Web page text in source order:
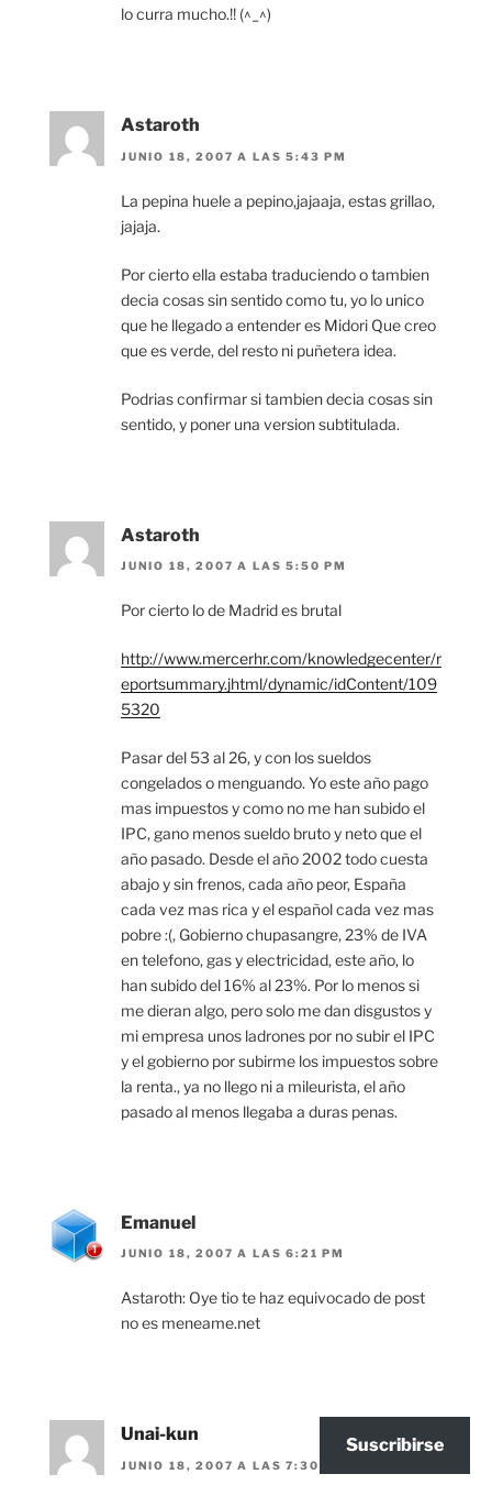
lo curra mucho.!! (^_^)
Astaroth
JUNIO 18, 2007 A LAS 5:43 PM
La pepina huele a pepino,jajaaja, estas grillao,
jajaja.
Por cierto ella estaba traduciendo o tambien
decia cosas sin sentido como tu, yo lo unico
que he llegado a entender es Midori Que creo
que es verde, del resto ni puñetera idea.
Podrias confirmar si tambien decia cosas sin
sentido, y poner una version subtitulada.
Astaroth
JUNIO 18, 2007 A LAS 5:50 PM
Por cierto lo de Madrid es brutal
http://www.mercerhr.com/knowledgecenter/r
eportsummary.jhtml/dynamic/idContent/109
5320
Pasar del 53 al 26, y con los sueldos
congelados o menguando. Yo este año pago
mas impuestos y como no me han subido el
IPC, gano menos sueldo bruto y neto que el
año pasado. Desde el año 2002 todo cuesta
abajo y sin frenos, cada año peor, España
cada vez mas rica y el español cada vez mas
pobre :(, Gobierno chupasangre, 23% de IVA
en telefono, gas y electricidad, este año, lo
han subido del 16% al 23%. Por lo menos si
me dieran algo, pero solo me dan disgustos y
mi empresa unos ladrones por no subir el IPC
y el gobierno por subirme los impuestos sobre
la renta., ya no llego ni a mileurista, el año
pasado al menos llegaba a duras penas.
Emanuel
JUNIO 18, 2007 A LAS 6:21 PM
Astaroth: Oye tio te haz equivocado de post
no es meneame.net
Unai-kun
JUNIO 18, 2007 A LAS 7:30 PM
Suscribirse